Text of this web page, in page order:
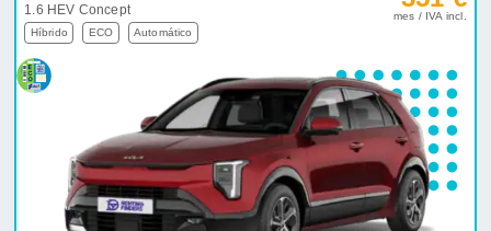
1.6 HEV Concept
Híbrido ECO Automático
mes / IVA incl.